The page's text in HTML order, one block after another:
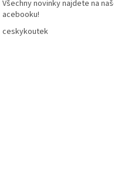
Všechny novinky najdete na
acebooku!
ceskykoutek